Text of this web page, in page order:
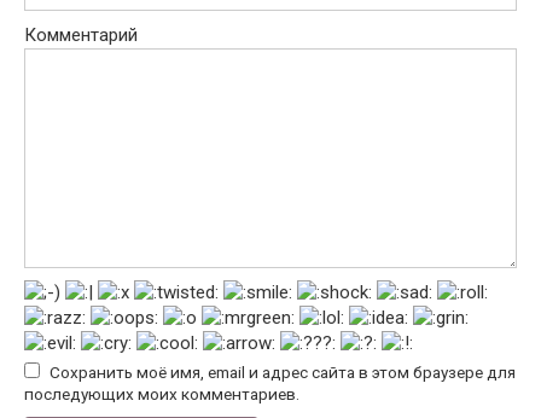
Комментарий
Сохранить моё имя, email и адрес сайта в этом браузере для
последующих моих комментариев.